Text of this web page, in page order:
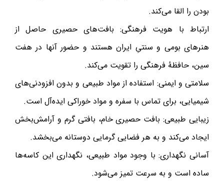
بودن را القا می‌کند.
ارتباط با هویت فرهنگی: بافت‌های حصیری حاصل از
هنرهای بومی و سنتیِ ایران هستند و حضور آنها در هفت
سین، حافظهٔ فرهنگی را تقویت می‌کند.
سلامتی و ایمنی: استفاده از مواد طبیعی و بدون افزودنی‌های
شیمیایی، برای تماس با سفره و مواد خوراکی ایده‌آل است.
زیبایی طبیعی: بافت حصیری خام، بافتی گرم و آرامش‌بخش
ایجاد می‌کند و به هر فضایی گرمایی دوستانه می‌بخشد.
آسانی نگهداری: با وجود مواد طبیعی، نگهداری این کاسه‌ها
ساده است و به سرعت تمیز می‌شود.